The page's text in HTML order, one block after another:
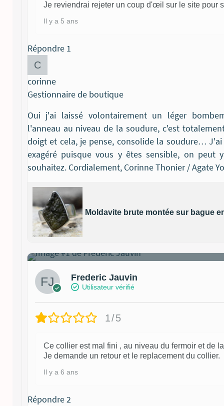
Je reviendrai rejeter un coup d'œil sur le site pour
Il y a 5 ans
Répondre 1
corinne
Gestionnaire de boutique
Oui j'ai laissé volontairement un léger
l'anneau au niveau de la soudure, c'est
doigt et cela, je pense, consolide la soudure…
exagéré puisque vous y êtes sensible, on peut
souhaitez. Cordialement, Corinne Thonier / Agate
Moldavite brute montée sur bague
Frederic Jauvin
Utilisateur vérifié
1/5
Ce collier est mal fini , au niveau du fermoir et de
Je demande un retour et le replacement du collier.
Il y a 6 ans
Répondre 2